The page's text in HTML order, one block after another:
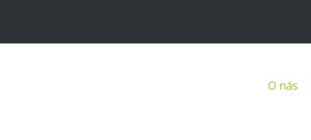
O nás